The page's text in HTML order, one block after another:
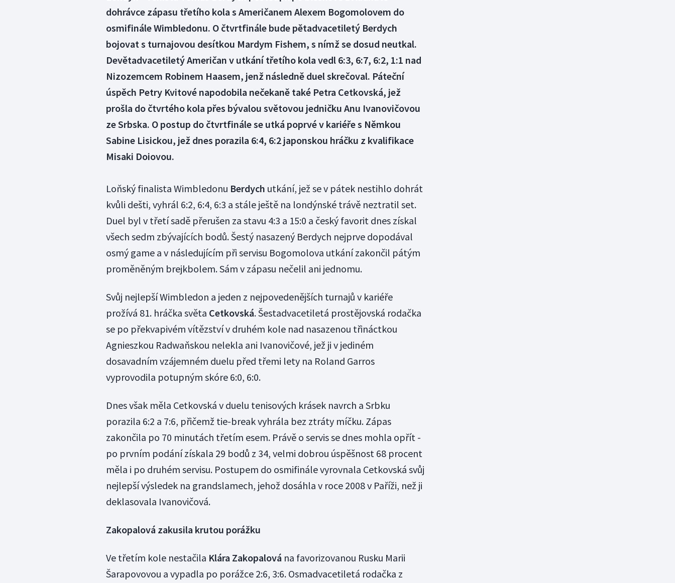
dohrávce zápasu třetího kola s Američanem Alexem Bogomolovem do
osmifinále Wimbledonu. O čtvrtfinále bude pětadvacetiletý Berdych
bojovat s turnajovou desítkou Mardym Fishem, s nímž se dosud neutkal.
Devětadvacetiletý Američan v utkání třetího kola vedl 6:3, 6:7, 6:2, 1:1 nad
Nizozemcem Robinem Haasem, jenž následně duel skrečoval. Páteční
úspěch Petry Kvitové napodobila nečekaně také Petra Cetkovská, jež
prošla do čtvrtého kola přes bývalou světovou jedničku Anu Ivanovičovou
ze Srbska. O postup do čtvrtfinále se utká poprvé v kariéře s Němkou
Sabine Lisickou, jež dnes porazila 6:4, 6:2 japonskou hráčku z kvalifikace
Misaki Doiovou.
Loňský finalista Wimbledonu Berdych utkání, jež se v pátek nestihlo dohrát
kvůli dešti, vyhrál 6:2, 6:4, 6:3 a stále ještě na londýnské trávě neztratil set.
Duel byl v třetí sadě přerušen za stavu 4:3 a 15:0 a český favorit dnes získal
všech sedm zbývajících bodů. Šestý nasazený Berdych nejprve dopodával
osmý game a v následujícím při servisu Bogomolova utkání zakončil pátým
proměněným brejkbolem. Sám v zápasu nečelil ani jednomu.
Svůj nejlepší Wimbledon a jeden z nejpovedenějších turnajů v kariéře
prožívá 81. hráčka světa Cetkovská. Šestadvacetiletá prostějovská rodačka
se po překvapivém vítězství v druhém kole nad nasazenou třináctkou
Agnieszkou Radwaňskou nelekla ani Ivanovičové, jež ji v jediném
dosavadním vzájemném duelu před třemi lety na Roland Garros
vyprovodila potupným skóre 6:0, 6:0.
Dnes však měla Cetkovská v duelu tenisových krásek navrch a Srbku
porazila 6:2 a 7:6, přičemž tie-break vyhrála bez ztráty míčku. Zápas
zakončila po 70 minutách třetím esem. Právě o servis se dnes mohla opřít -
po prvním podání získala 29 bodů z 34, velmi dobrou úspěšnost 68 procent
měla i po druhém servisu. Postupem do osmifinále vyrovnala Cetkovská svůj
nejlepší výsledek na grandslamech, jehož dosáhla v roce 2008 v Paříži, než ji
deklasovala Ivanovičová.
Zakopalová zakusila krutou porážku
Ve třetím kole nestačila Klára Zakopalová na favorizovanou Rusku Marii
Šarapovovou a vypadla po porážce 2:6, 3:6. Osmadvacetiletá rodačka z